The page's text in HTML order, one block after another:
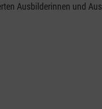
Ausbilderinnen und